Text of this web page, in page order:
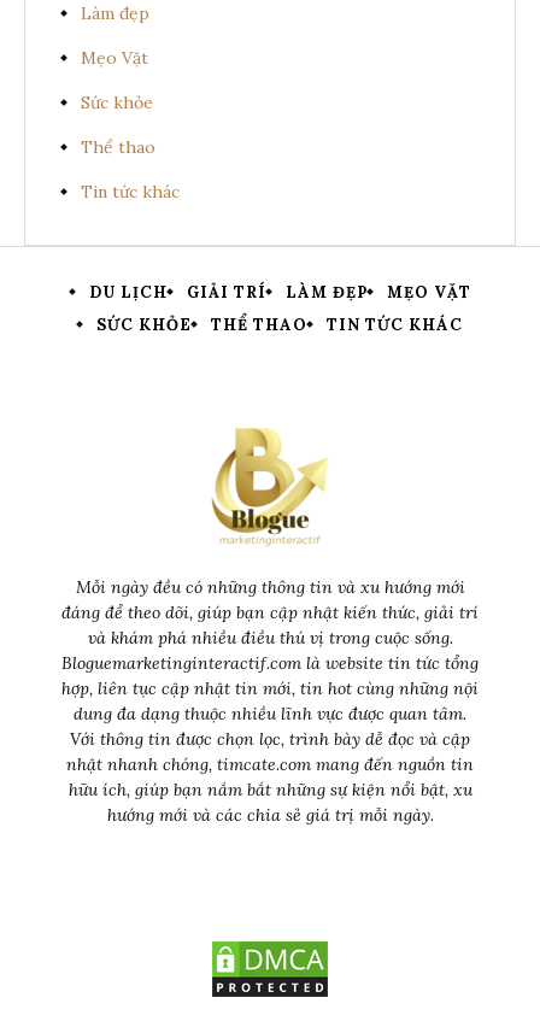
Làm đẹp
Mẹo Vặt
Sức khỏe
Thể thao
Tin tức khác
DU LỊCH GIẢI TRÍ LÀM ĐẸP
MẸO VẶT
SỨC KHỎE
THỂ THAO TIN TỨC KHÁC
Mỗi ngày đều có những thông tin và xu hướng mới
đáng để theo dõi, giúp bạn cập nhật kiến thức, giải trí
và khám phá nhiều điều thú vị trong cuộc sống.
Bloguemarketinginteractif.com là website tin tức tổng
hợp, liên tục cập nhật tin mới, tin hot cùng những nội
dung đa dạng thuộc nhiều lĩnh vực được quan tâm.
Với thông tin được chọn lọc, trình bày dễ đọc và cập
nhật nhanh chóng, timcate.com mang đến nguồn tin
hữu ích, giúp bạn nắm bắt những sự kiện nổi bật, xu
hướng mới và các chia sẻ giá trị mỗi ngày.